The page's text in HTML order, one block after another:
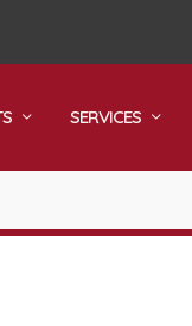
SERVICES